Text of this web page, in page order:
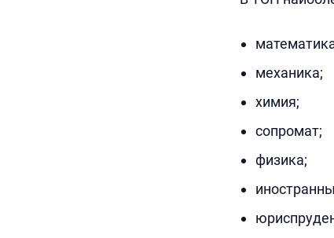
механика;
химия;
сопромат;
физика;